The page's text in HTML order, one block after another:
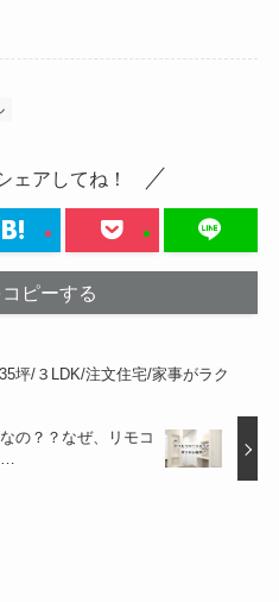
ェアしてね！
ピーする
坪/３LDK/注文住宅/家事がラク
の？？なぜ、リモコ
…